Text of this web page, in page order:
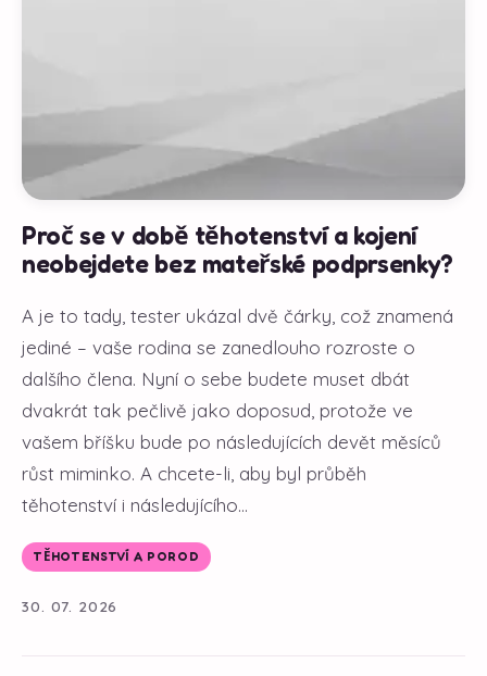
Proč se v době těhotenství a kojení
neobejdete bez mateřské podprsenky?
A je to tady, tester ukázal dvě čárky, což znamená
jediné – vaše rodina se zanedlouho rozroste o
dalšího člena. Nyní o sebe budete muset dbát
dvakrát tak pečlivě jako doposud, protože ve
vašem bříšku bude po následujících devět měsíců
růst miminko. A chcete-li, aby byl průběh
těhotenství i následujícího...
TĚHOTENSTVÍ A POROD
30. 07. 2026